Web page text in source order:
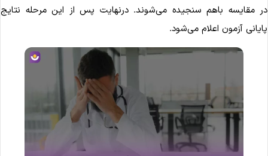
مقایسه باهم سنجیده می‌شوند. درنهایت پس از این مرحله نتایج
آزمون اعلام می‌شود.